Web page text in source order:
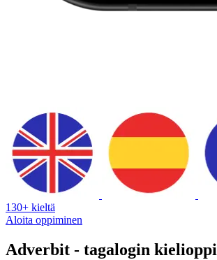
130+ kieltä
Aloita oppiminen
Adverbit - tagalogin kielioppi